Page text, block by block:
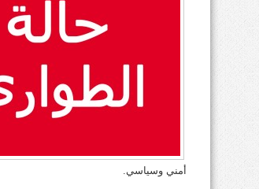
أمني وسياسي.